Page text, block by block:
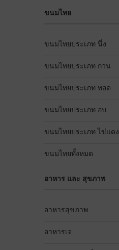
ขนมไทย
ขนมไทยประเภท นึ่ง
ขนมไทยประเภท กวน
ขนมไทยประเภท ทอด
ขนมไทยประเภท อบ
ขนมไทยประเภท ไข่แดง
ขนมไทยทั้งหมด
อาหาร และ สุขภาพ
อาหารสุขภาพ
อาหารเจ